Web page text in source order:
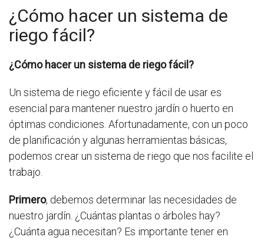
¿Cómo hacer un sistema de
riego fácil?
¿Cómo hacer un sistema de riego fácil?
Un sistema de riego eficiente y fácil de usar es
esencial para mantener nuestro jardín o huerto en
óptimas condiciones. Afortunadamente, con un poco
de planificación y algunas herramientas básicas,
podemos crear un sistema de riego que nos facilite el
trabajo.
Primero, debemos determinar las necesidades de
nuestro jardín. ¿Cuántas plantas o árboles hay?
¿Cuánta agua necesitan? Es importante tener en